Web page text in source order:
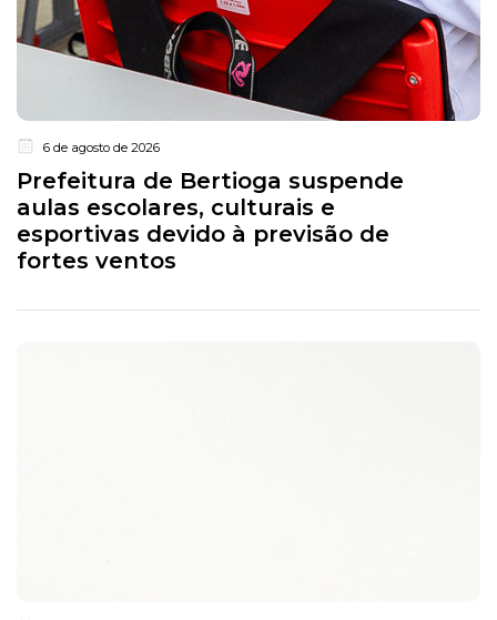
6 de agosto de 2026
Prefeitura de Bertioga suspende
aulas escolares, culturais e
esportivas devido à previsão de
fortes ventos